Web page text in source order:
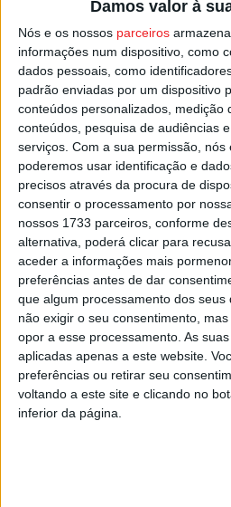
Damos valor à
Nós e os nossos parceiros
informações num dispositivo, como
dados pessoais, como
padrão enviadas por um dispositivo
conteúdos personalizados, medição
conteúdos, pesquisa de audiências
serviços. Com a sua permissão, nós
poderemos usar identificação e
precisos através da procura de
consentir o processamento por
nossos 1733 parceiros, conforme
alternativa, poderá clicar para
aceder a informações mais
preferências antes de dar
que algum processamento dos seus
não exigir o seu consentimento,
opor a esse processamento. As
aplicadas apenas a este website.
preferências ou retirar seu
voltando a este site e clicando no
inferior da página.
catana, 40 munições, um
de calibre 4,5 mm”.
A mulher foi constituída arguida,
Tribunal Judicial de Moimenta
Esta e outras notícias para ouvir
FM ou em www.968.fm.
Pub
TAGS Armas ilegais GNR